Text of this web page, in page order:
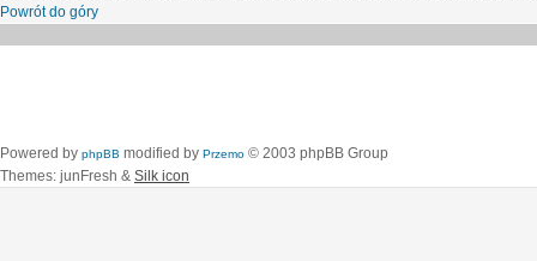
Powrót do góry
Powered by phpBB modified by Przemo © 2003 phpBB Group
Themes: junFresh & Silk icon